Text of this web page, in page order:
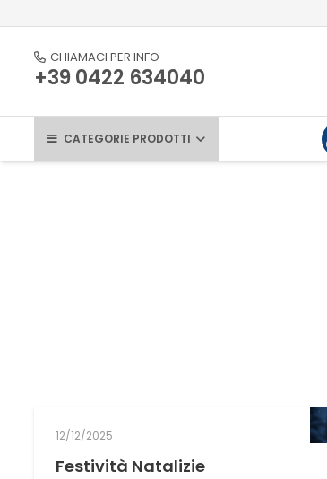
CHIAMACI PER INFO
+39 0422 634040
CATEGORIE PRODOTTI
12/12/2025
Festività Natalizie